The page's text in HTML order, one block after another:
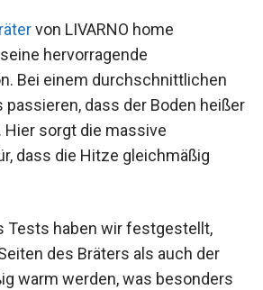
von LIVARNO home
hervorragende
Bei einem durchschnittlichen
passieren, dass der Boden heißer
Hier sorgt die massive
dass die Hitze gleichmäßig
Tests haben wir festgestellt,
des Bräters als auch der
warm werden, was besonders